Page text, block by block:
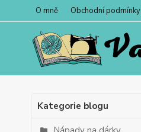
O mně Obchodní podmínky
Kategorie blogu